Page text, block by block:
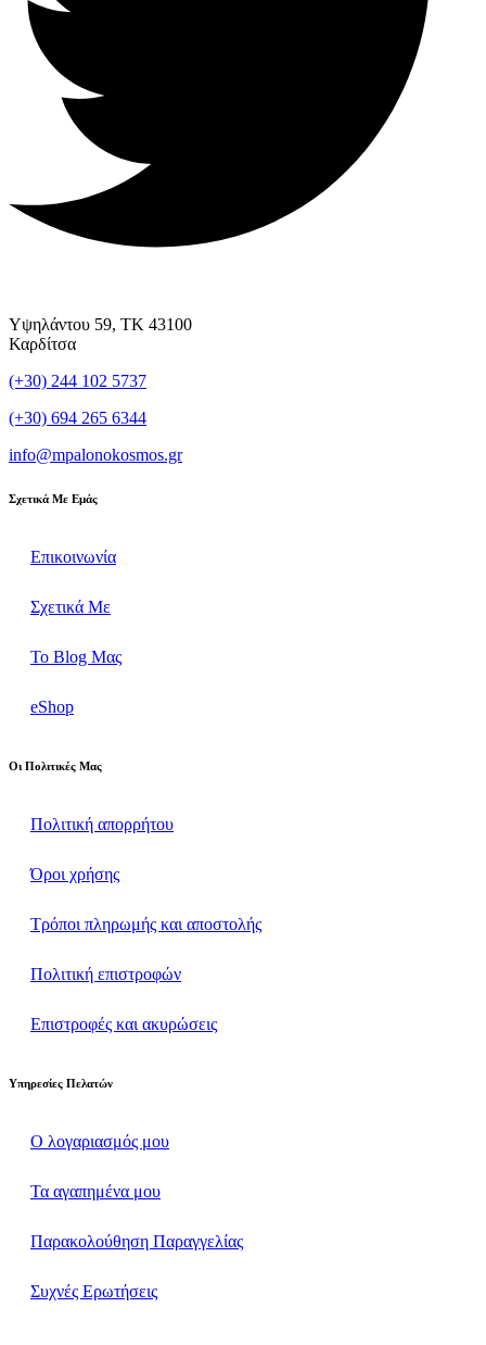
Υψηλάντου 59, ΤΚ 43100
Καρδίτσα
(+30) 244 102 5737
(+30) 694 265 6344
info@mpalonokosmos.gr
Σχετικά Με Εμάς
Επικοινωνία
Σχετικά Με
Το Blog Μας
eShop
Οι Πολιτικές Μας
Πολιτική απορρήτου
Όροι χρήσης
Τρόποι πληρωμής και αποστολής
Πολιτική επιστροφών
Επιστροφές και ακυρώσεις
Υπηρεσίες Πελατών
Ο λογαριασμός μου
Τα αγαπημένα μου
Παρακολούθηση Παραγγελίας
Συχνές Ερωτήσεις